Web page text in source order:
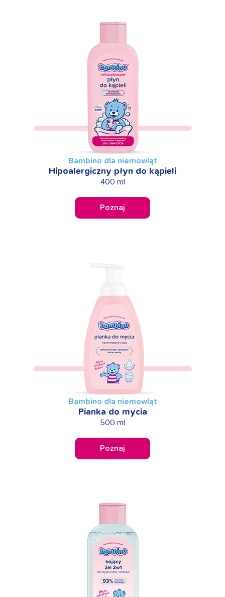
Bambino dla niemowląt
Hipoalergiczny płyn do kąpieli
400 ml
Poznaj
Bambino dla niemowląt
Pianka do mycia
500 ml
Poznaj